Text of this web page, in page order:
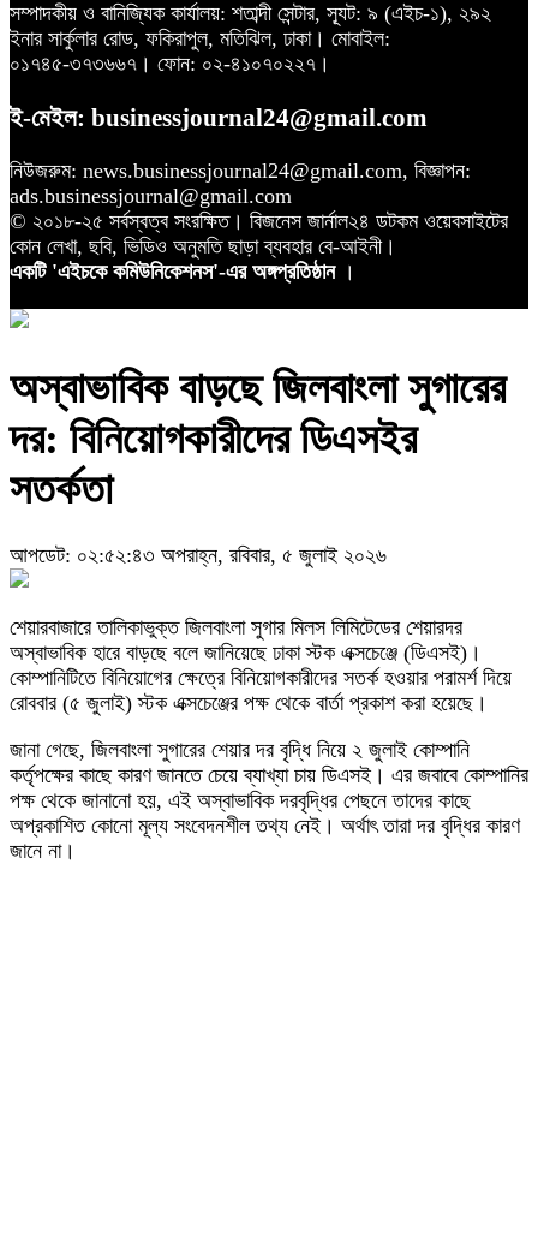
সম্পাদকীয় ও বানিজ্যিক কার্যালয়: শতাব্দী সেন্টার, স্যূট: ৯ (এইচ-১), ২৯২
ইনার সার্কুলার রোড, ফকিরাপুল, মতিঝিল, ঢাকা। মোবাইল:
০১৭৪৫-৩৭৩৬৬৭। ফোন: ০২-৪১০৭০২২৭।
ই-মেইল: businessjournal24@gmail.com
নিউজরুম: news.businessjournal24@gmail.com, বিজ্ঞাপন:
ads.businessjournal@gmail.com
© ২০১৮-২৫ সর্বস্বত্ব সংরক্ষিত। বিজনেস জার্নাল২৪ ডটকম ওয়েবসাইটের
কোন লেখা, ছবি, ভিডিও অনুমতি ছাড়া ব্যবহার বে-আইনী।
একটি 'এইচকে কমিউনিকেশনস'-এর অঙ্গপ্রতিষ্ঠান ।
অস্বাভাবিক বাড়ছে জিলবাংলা সুগারের
দর: বিনিয়োগকারীদের ডিএসইর
সতর্কতা
আপডেট: ০২:৫২:৪৩ অপরাহ্ন, রবিবার, ৫ জুলাই ২০২৬
শেয়ারবাজারে তালিকাভুক্ত জিলবাংলা সুগার মিলস লিমিটেডের শেয়ারদর
অস্বাভাবিক হারে বাড়ছে বলে জানিয়েছে ঢাকা স্টক এক্সচেঞ্জে (ডিএসই)।
কোম্পানিটিতে বিনিয়োগের ক্ষেত্রে বিনিয়োগকারীদের সতর্ক হওয়ার পরামর্শ দিয়ে
রোববার (৫ জুলাই) স্টক এক্সচেঞ্জের পক্ষ থেকে বার্তা প্রকাশ করা হয়েছে।
জানা গেছে, জিলবাংলা সুগারের শেয়ার দর বৃদ্ধি নিয়ে ২ জুলাই কোম্পানি
কর্তৃপক্ষের কাছে কারণ জানতে চেয়ে ব্যাখ্যা চায় ডিএসই। এর জবাবে কোম্পানির
পক্ষ থেকে জানানো হয়, এই অস্বাভাবিক দরবৃদ্ধির পেছনে তাদের কাছে
অপ্রকাশিত কোনো মূল্য সংবেদনশীল তথ্য নেই। অর্থাৎ তারা দর বৃদ্ধির কারণ
জানে না।